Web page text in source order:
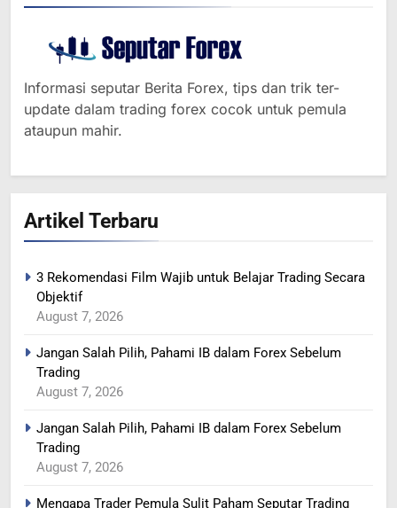
Informasi seputar Berita Forex, tips dan trik ter-
update dalam trading forex cocok untuk pemula
ataupun mahir.
Artikel Terbaru
3 Rekomendasi Film Wajib untuk Belajar Trading Secara
Objektif
August 7, 2026
Jangan Salah Pilih, Pahami IB dalam Forex Sebelum
Trading
August 7, 2026
Jangan Salah Pilih, Pahami IB dalam Forex Sebelum
Trading
August 7, 2026
Mengapa Trader Pemula Sulit Paham Seputar Trading
MINYAK NAIK SETELAH
YEN MENGUAT SETELAH
ADANYA PERINGATAN
366
TENGAH KEKHAWATIRAN
367
BERITA FOREX